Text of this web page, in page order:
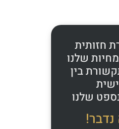
חזותית
שלנו
בין
שלנו
נדבר!